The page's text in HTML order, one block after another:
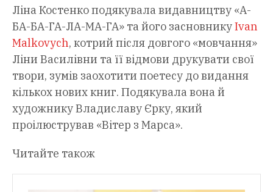
Ліна Костенко подякувала видавництву «А-
БА-БА-ГА-ЛА-МА-ГА» та його засновникуIvan
Malkovych, котрий після довгого «мовчання»
Ліни Василівни та її відмови друкувати свої
твори, зумів заохотити поетесу до видання
кількох нових книг. Подякувала вона й
художнику Владиславу Єрку, який
проілюстрував «Вітер з Марса».
Читайте також